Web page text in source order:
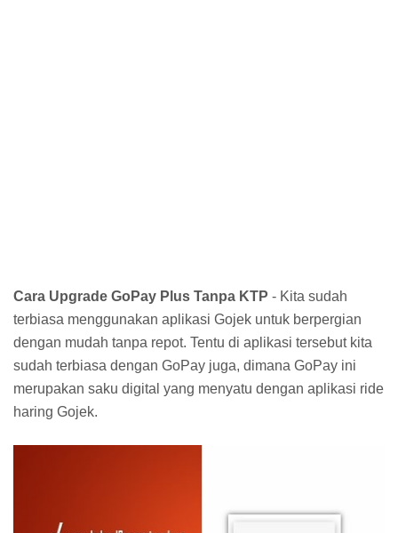
Cara Upgrade GoPay Plus Tanpa KTP - Kita sudah
terbiasa menggunakan aplikasi Gojek untuk berpergian
dengan mudah tanpa repot. Tentu di aplikasi tersebut kita
sudah terbiasa dengan GoPay juga, dimana GoPay ini
merupakan saku digital yang menyatu dengan aplikasi ride
haring Gojek.